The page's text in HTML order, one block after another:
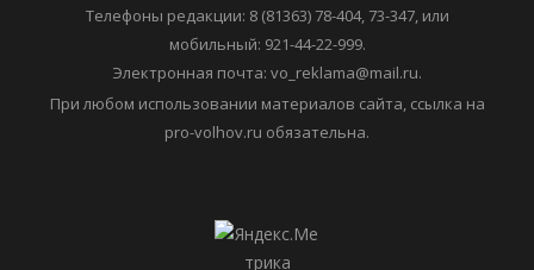
Телефоны редакции: 8 (81363) 78-404, 73-347, или
мобильный: 921-44-22-999.
Электронная почта: vo_reklama@mail.ru.
При любом использовании материалов сайта, ссылка на
pro-volhov.ru обязательна.